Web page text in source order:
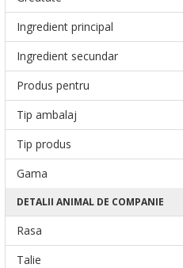
Ingredient principal
Ingredient secundar
Produs pentru
Tip ambalaj
Tip produs
Gama
DETALII ANIMAL DE COMPANIE
Rasa
Talie